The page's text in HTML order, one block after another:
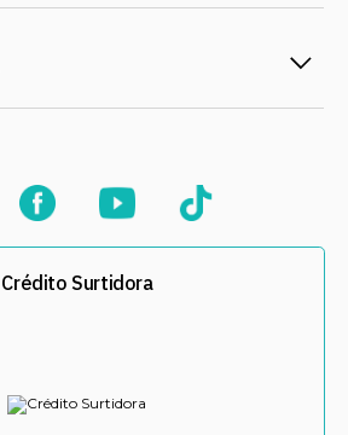
Crédito Surtidora